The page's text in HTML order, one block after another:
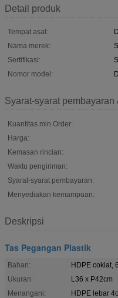
Detail produk
Tempat asal:
Nama merek:
Sertifikasi:
Nomor model:
Syarat-syarat pembayaran
Kuantitas min Order:
Harga:
Kemasan rincian:
Waktu pengiriman:
Syarat-syarat pembayaran:
Menyediakan kemampuan:
Deskripsi
Tas Pegangan Plastik
Bahan:
HDPE coklat,
Ukuran:
L36 x P42cm
Menangani:
HDPE lebar